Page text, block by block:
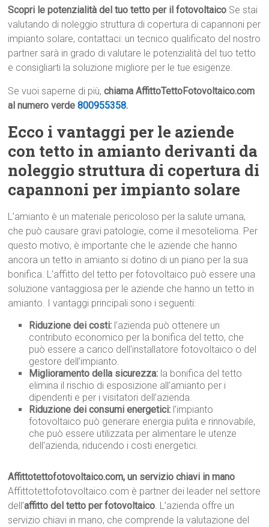
Scopri le potenzialità del tuo tetto per il fotovoltaico Se stai
valutando di noleggio struttura di copertura di capannoni per
impianto solare, contattaci: un tecnico qualificato del nostro
partner sarà in grado di valutare le potenzialità del tuo tetto
e consigliarti la soluzione migliore per le tue esigenze.
Se vuoi saperne di più,chiama AffittoTettoFotovoltaico.com
al numero verde800955358.
Ecco i vantaggi per le aziende
con tetto in amianto derivanti da
noleggio struttura di copertura di
capannoni per impianto solare
L’amianto è un materiale pericoloso per la salute umana,
che può causare gravi patologie, come il mesotelioma. Per
questo motivo, è importante che le aziende che hanno
ancora un tetto in amianto si dotino di un piano per la sua
bonifica. L’affitto del tetto per fotovoltaico può essere una
soluzione vantaggiosa per le aziende che hanno un tetto in
amianto. I vantaggi principali sono i seguenti:
Riduzione dei costi: l’azienda può ottenere un
contributo economico per la bonifica del tetto, che
può essere a carico dell’installatore fotovoltaico o del
gestore dell’impianto.
Miglioramento della sicurezza: la bonifica del tetto
elimina il rischio di esposizione all’amianto per i
dipendenti e per i visitatori dell’azienda.
Riduzione dei consumi energetici: l’impianto
fotovoltaico può generare energia pulita e rinnovabile,
che può essere utilizzata per alimentare le utenze
dell’azienda, riducendo i costi energetici.
Affittotettofotovoltaico.com, un servizio chiavi in mano
Affittotettofotovoltaico.com è partner dei leader nel settore
dell’affitto del tetto per fotovoltaico. L’azienda offre un
servizio chiavi in mano, che comprende la valutazione del